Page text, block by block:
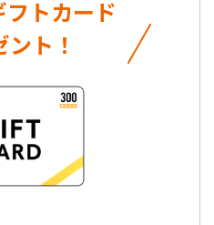
トカード
ント！